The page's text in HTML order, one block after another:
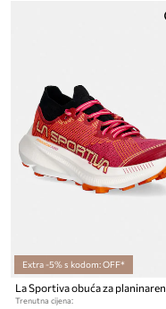
Extra -5% s kodom: OFF*
Trenutna cijena: